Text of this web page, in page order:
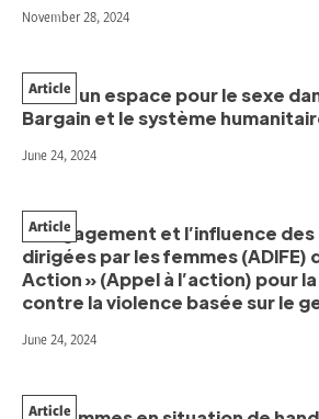
November 28, 2024
Créer un espace pour le sexe
Bargain et le système
Article
June 24, 2024
L’engagement et l’influence
dirigées par les femmes (ADIFE)
Action » (Appel à l’action) pour
contre la violence basée sur le
Article
June 24, 2024
Article